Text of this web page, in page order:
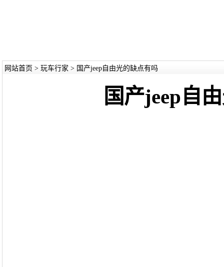
网站首页 > 玩车行家 > 国产jeep自由光的缺点有吗
国产jeep自